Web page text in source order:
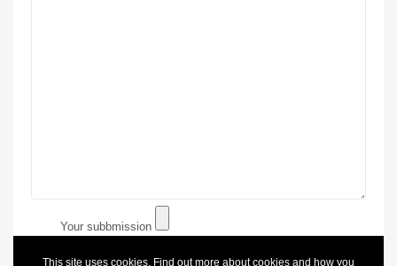
Your subbmission
This site uses cookies. Find out more about cookies and how you